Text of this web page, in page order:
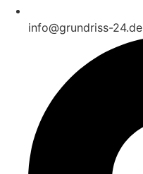
info@grundriss-24.de